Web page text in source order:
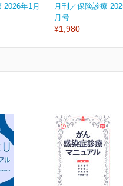
2026年1月
月刊／保険診療
月号
¥1,980